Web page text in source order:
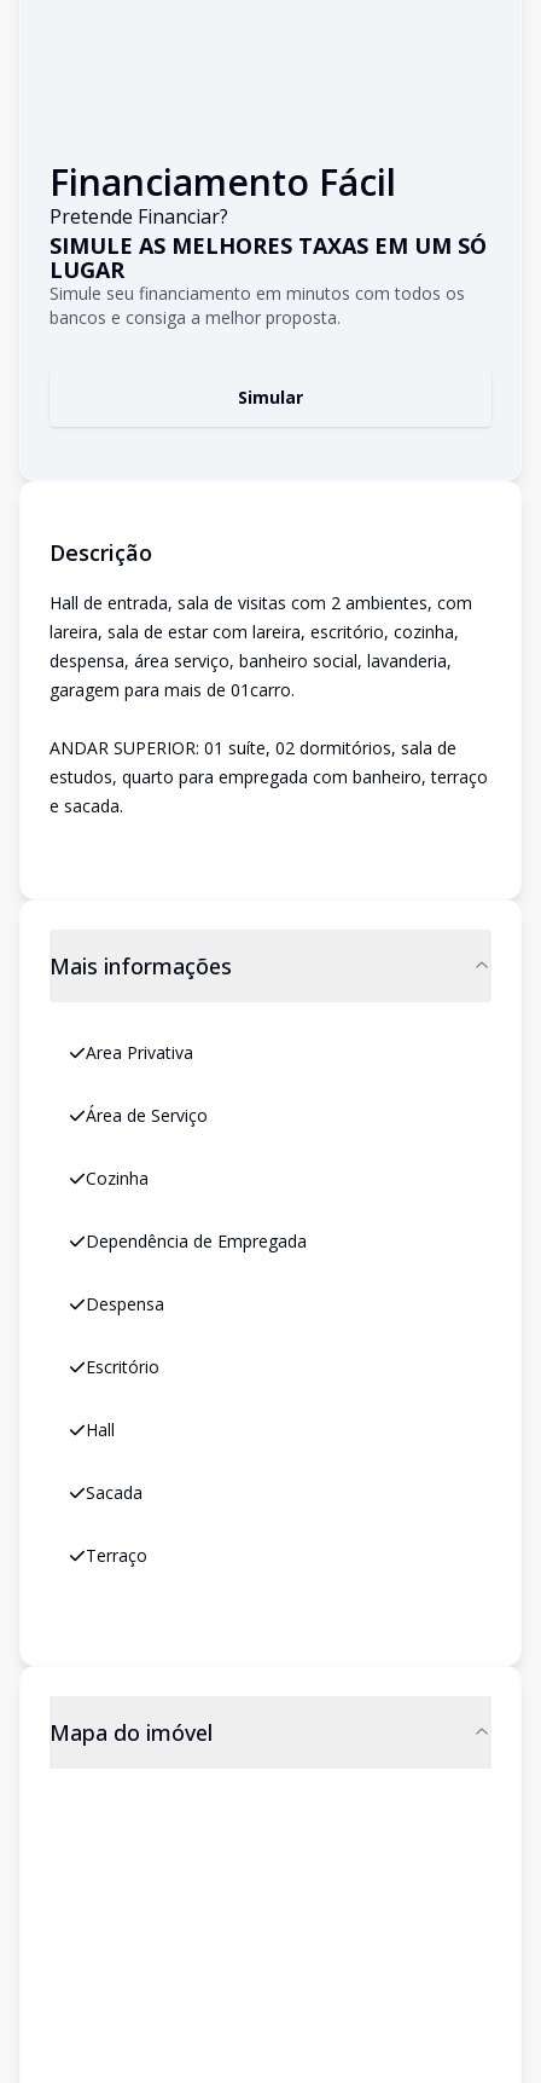
Financiamento Fácil
Pretende Financiar?
SIMULE AS MELHORES TAXAS EM UM SÓ
LUGAR
Simule seu financiamento em minutos com todos os
bancos e consiga a melhor proposta.
Simular
Descrição
Hall de entrada, sala de visitas com 2 ambientes, com
lareira, sala de estar com lareira, escritório, cozinha,
despensa, área serviço, banheiro social, lavanderia,
garagem para mais de 01carro.
ANDAR SUPERIOR: 01 suíte, 02 dormitórios, sala de
estudos, quarto para empregada com banheiro, terraço
e sacada.
Mais informações
Area Privativa
Área de Serviço
Cozinha
Dependência de Empregada
Despensa
Escritório
Hall
Sacada
Terraço
Mapa do imóvel